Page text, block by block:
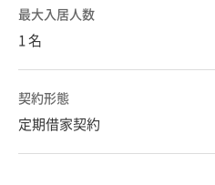
最大入居人数
1 名
契約形態
定期借家契約